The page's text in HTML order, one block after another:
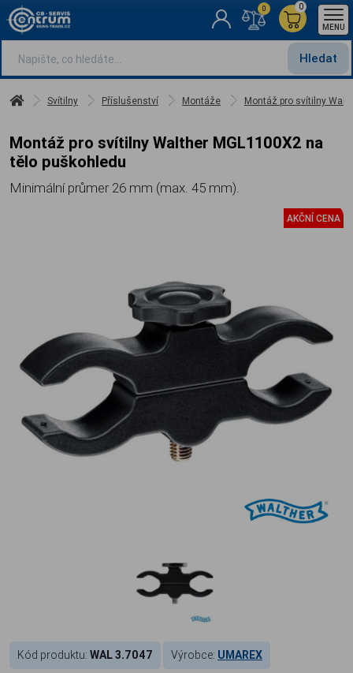
Hledat
0
0
MENU
Svítilny Příslušenství Montáže Montáž pro svítilny
Montáž pro svítilny Walther MGL1100X2 na
tělo puškohledu
Minimální průmer 26 mm (max. 45 mm).
AKČNÍ CENA
Kód produktu: WAL 3.7047 Výrobce: UMAREX